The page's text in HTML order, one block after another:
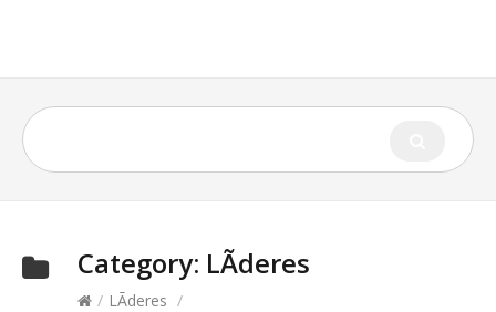
Category: LÃ­deres
/ LÃ­deres /